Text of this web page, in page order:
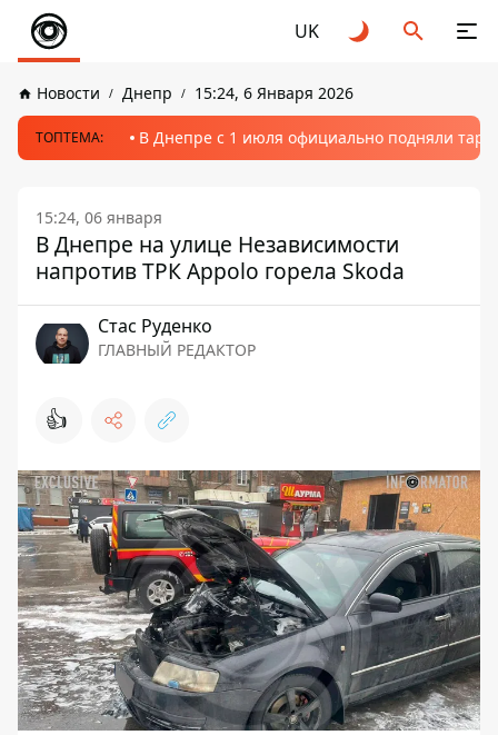
UK
Новости Днепр 15:24, 6 Января 2026
ТОПТЕМА: В Днепре с 1 июля официально подняли
15:24, 06 января
В Днепре на улице Независимости
напротив ТРК Appolo горела Skoda
Стаc Руденко
ГЛАВНЫЙ РЕДАКТОР
👍